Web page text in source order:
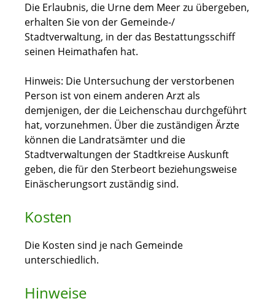
Die Erlaubnis, die Urne dem Meer zu übergeben,
erhalten Sie von der Gemeinde-/
Stadtverwaltung, in der das Bestattungsschiff
seinen Heimathafen hat.
Hinweis: Die Untersuchung der verstorbenen
Person ist von einem anderen Arzt als
demjenigen, der die Leichenschau durchgeführt
hat, vorzunehmen. Über die zuständigen Ärzte
können die Landratsämter und die
Stadtverwaltungen der Stadtkreise Auskunft
geben, die für den Sterbeort beziehungsweise
Einäscherungsort zuständig sind.
Kosten
Die Kosten sind je nach Gemeinde
unterschiedlich.
Hinweise